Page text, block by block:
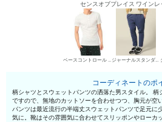
センスオブプレイス ワインレ
ベースコントロール ヘンリーネックTシャツ ジャーナルスタンダード スウェットパンツ
コーディネートのポ
柄シャツとスウェットパンツの洒落た男スタイル。 柄
ですので、無地のカットソーを合わせつつ、胸元が空
パンツは最近流行の半端丈スウェットパンツで足元に
気に。靴はその雰囲気に合わせてスリッポンやローカ